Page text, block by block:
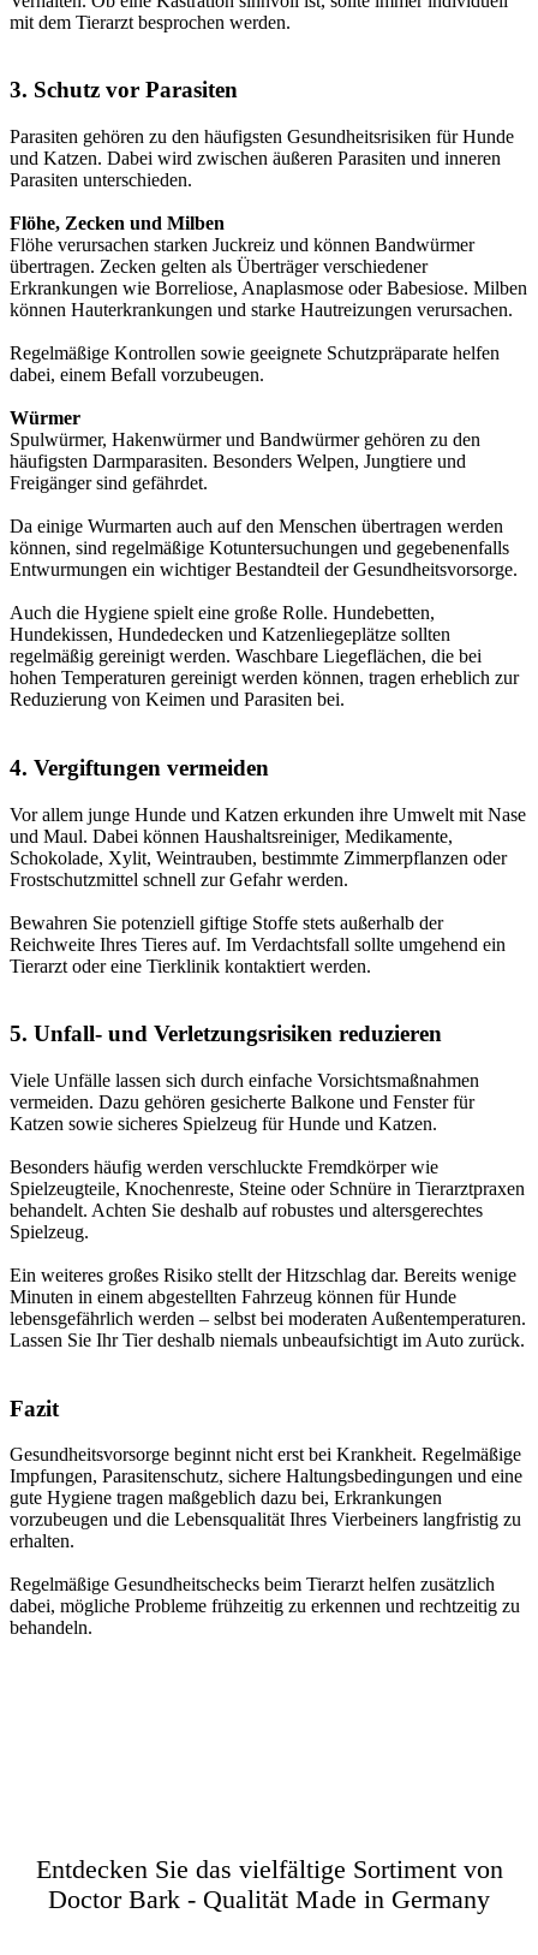
mit dem Tierarzt besprochen werden.
3. Schutz vor Parasiten
Parasiten gehören zu den häufigsten Gesundheitsrisiken für Hunde
und Katzen. Dabei wird zwischen äußeren Parasiten und inneren
Parasiten unterschieden.
Flöhe, Zecken und Milben
Flöhe verursachen starken Juckreiz und können Bandwürmer
übertragen. Zecken gelten als Überträger verschiedener
Erkrankungen wie Borreliose, Anaplasmose oder Babesiose. Milben
können Hauterkrankungen und starke Hautreizungen verursachen.
Regelmäßige Kontrollen sowie geeignete Schutzpräparate helfen
dabei, einem Befall vorzubeugen.
Würmer
Spulwürmer, Hakenwürmer und Bandwürmer gehören zu den
häufigsten Darmparasiten. Besonders Welpen, Jungtiere und
Freigänger sind gefährdet.
Da einige Wurmarten auch auf den Menschen übertragen werden
können, sind regelmäßige Kotuntersuchungen und gegebenenfalls
Entwurmungen ein wichtiger Bestandteil der Gesundheitsvorsorge.
Auch die Hygiene spielt eine große Rolle. Hundebetten,
Hundekissen, Hundedecken und Katzenliegeplätze sollten
regelmäßig gereinigt werden. Waschbare Liegeflächen, die bei
hohen Temperaturen gereinigt werden können, tragen erheblich zur
Reduzierung von Keimen und Parasiten bei.
4. Vergiftungen vermeiden
Vor allem junge Hunde und Katzen erkunden ihre Umwelt mit Nase
und Maul. Dabei können Haushaltsreiniger, Medikamente,
Schokolade, Xylit, Weintrauben, bestimmte Zimmerpflanzen oder
Frostschutzmittel schnell zur Gefahr werden.
Bewahren Sie potenziell giftige Stoffe stets außerhalb der
Reichweite Ihres Tieres auf. Im Verdachtsfall sollte umgehend ein
Tierarzt oder eine Tierklinik kontaktiert werden.
5. Unfall- und Verletzungsrisiken reduzieren
Viele Unfälle lassen sich durch einfache Vorsichtsmaßnahmen
vermeiden. Dazu gehören gesicherte Balkone und Fenster für
Katzen sowie sicheres Spielzeug für Hunde und Katzen.
Besonders häufig werden verschluckte Fremdkörper wie
Spielzeugteile, Knochenreste, Steine oder Schnüre in Tierarztpraxen
behandelt. Achten Sie deshalb auf robustes und altersgerechtes
Spielzeug.
Ein weiteres großes Risiko stellt der Hitzschlag dar. Bereits wenige
Minuten in einem abgestellten Fahrzeug können für Hunde
lebensgefährlich werden – selbst bei moderaten Außentemperaturen.
Lassen Sie Ihr Tier deshalb niemals unbeaufsichtigt im Auto zurück.
Fazit
Gesundheitsvorsorge beginnt nicht erst bei Krankheit. Regelmäßige
Impfungen, Parasitenschutz, sichere Haltungsbedingungen und eine
gute Hygiene tragen maßgeblich dazu bei, Erkrankungen
vorzubeugen und die Lebensqualität Ihres Vierbeiners langfristig zu
erhalten.
Regelmäßige Gesundheitschecks beim Tierarzt helfen zusätzlich
dabei, mögliche Probleme frühzeitig zu erkennen und rechtzeitig zu
behandeln.
Entdecken Sie das vielfältige Sortiment von
Doctor Bark - Qualität Made in Germany